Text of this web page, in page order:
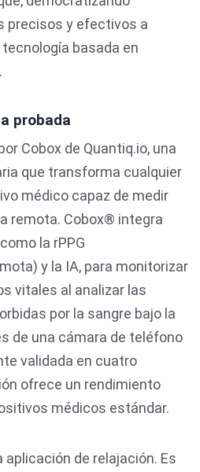
precisos y efectivos a
basada en
probada
Cobox de Quantiq.io, una
que transforma cualquier
médico capaz de medir
remota. Cobox® integra
la rPPG
y la IA, para monitorizar
vitales al analizar las
por la sangre bajo la
de una cámara de teléfono
validada en cuatro
ofrece un rendimiento
médicos estándar.
de relajación. Es